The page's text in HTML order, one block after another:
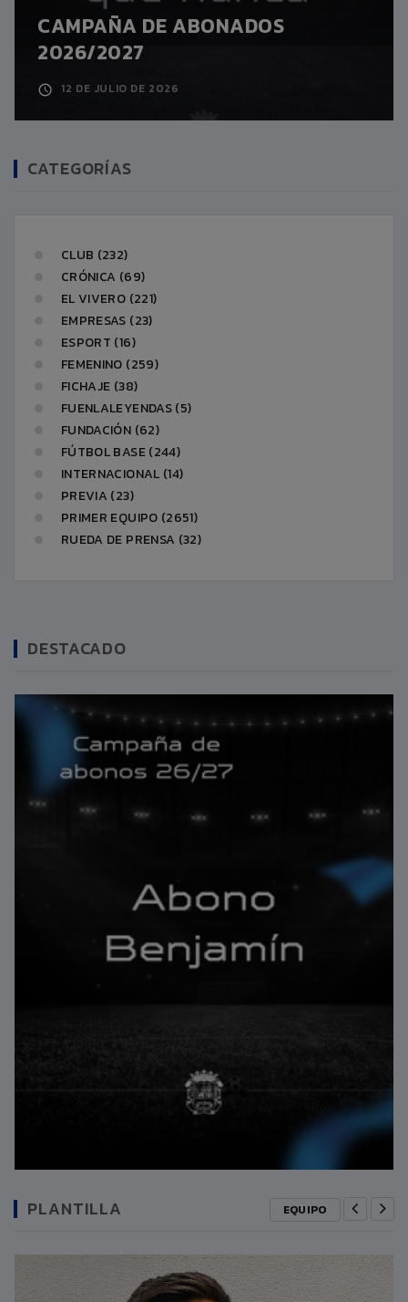
CAMPAÑA DE ABONADOS
2026/2027
12 DE JULIO DE 2026
CATEGORÍAS
CLUB (232)
CRÓNICA (69)
EL VIVERO (221)
EMPRESAS (23)
ESPORT (16)
FEMENINO (259)
FICHAJE (38)
FUENLALEYENDAS (5)
FUNDACIÓN (62)
FÚTBOL BASE (244)
INTERNACIONAL (14)
PREVIA (23)
PRIMER EQUIPO (2651)
RUEDA DE PRENSA (32)
DESTACADO
PLANTILLA EQUIPO